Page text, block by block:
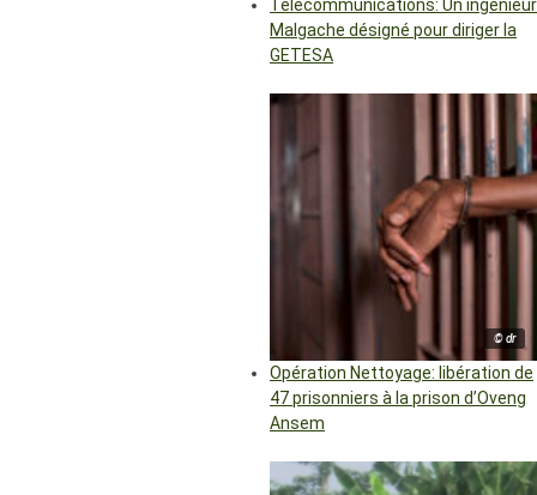
Télécommunications: Un ingénieur
Malgache désigné pour diriger la
GETESA
© dr
Opération Nettoyage: libération de
47 prisonniers à la prison d’Oveng
Ansem